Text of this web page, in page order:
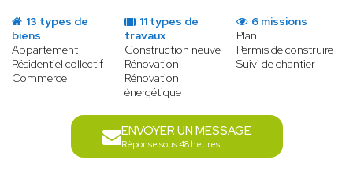
13 types de
biens
Appartement
Résidentiel collectif
Commerce
11 types de
travaux
Construction neuve
Rénovation
Rénovation
énergétique
6 missions
Plan
Permis de construire
Suivi de chantier
ENVOYER UN MESSAGE
Réponse sous 48 heures